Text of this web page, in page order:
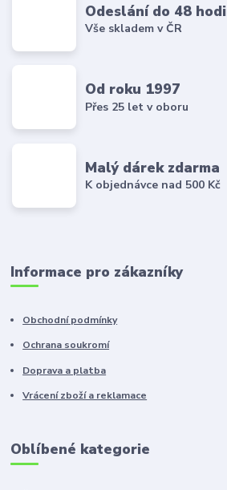
Odeslání do 48
Vše skladem v ČR
Od roku 1997
Přes 25 let v oboru
Malý dárek zdarma
K objednávce nad 500 Kč
Informace pro zákazníky
Obchodní podmínky
Ochrana soukromí
Doprava a platba
Vrácení zboží a reklamace
Oblíbené kategorie